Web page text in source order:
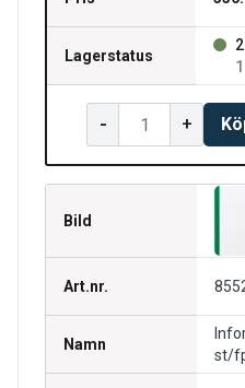
Lagerstatus
- +
Bild
Art.nr.
Namn
st/